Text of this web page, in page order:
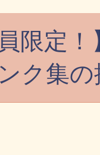
員限定
ク集